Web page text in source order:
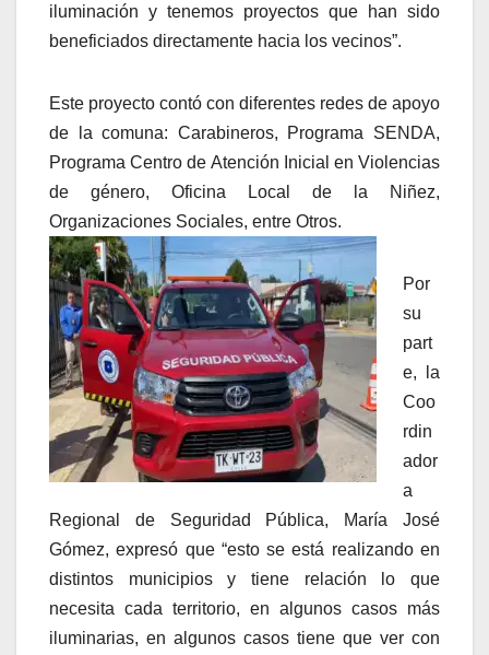
iluminación y tenemos proyectos que han sido
beneficiados directamente hacia los vecinos”.
Este proyecto contó con diferentes redes de apoyo
de la comuna: Carabineros, Programa SENDA,
Programa Centro de Atención Inicial en Violencias
de género, Oficina Local de la Niñez,
Organizaciones Sociales, entre Otros.
Por
su
part
e, la
Coo
rdin
ador
a
Regional de Seguridad Pública, María José
Gómez, expresó que “esto se está realizando en
distintos municipios y tiene relación lo que
necesita cada territorio, en algunos casos más
iluminarias, en algunos casos tiene que ver con